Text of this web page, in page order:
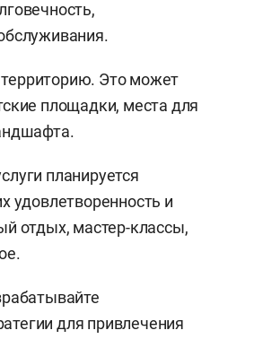
Это может
площадки, места для
планируется
удовлетворенность и
отдых, мастер-классы,
для привлечения